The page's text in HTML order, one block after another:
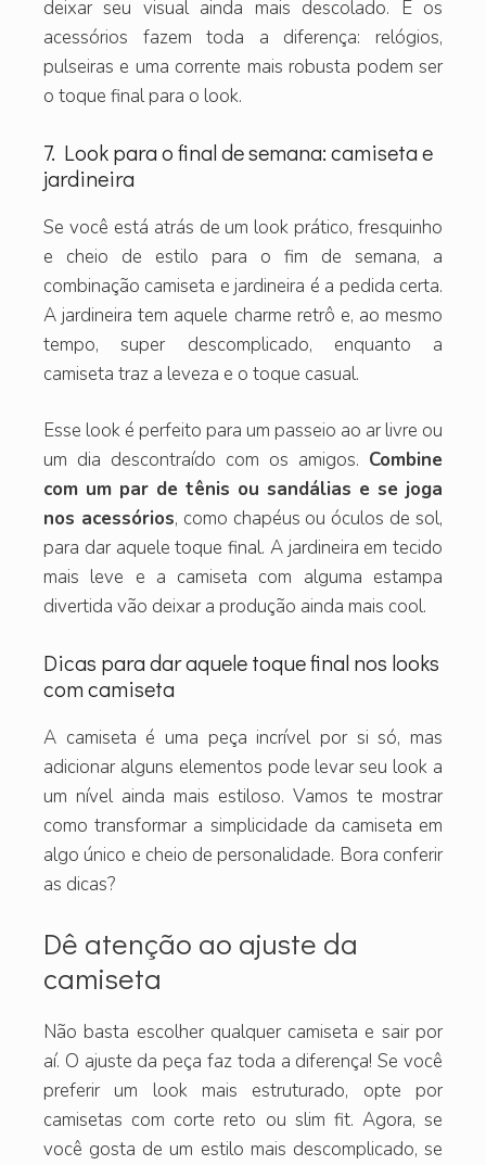
deixar seu visual ainda mais descolado. E os
acessórios fazem toda a diferença: relógios,
pulseiras e uma corrente mais robusta podem ser
o toque final para o look.
7. Look para o final de semana: camiseta e
jardineira
Se você está atrás de um look prático, fresquinho
e cheio de estilo para o fim de semana, a
combinação camiseta e jardineira é a pedida certa.
A jardineira tem aquele charme retrô e, ao mesmo
tempo, super descomplicado, enquanto a
camiseta traz a leveza e o toque casual.
Esse look é perfeito para um passeio ao ar livre ou
um dia descontraído com os amigos. Combine
com um par de tênis ou sandálias e se joga
nos acessórios, como chapéus ou óculos de sol,
para dar aquele toque final. A jardineira em tecido
mais leve e a camiseta com alguma estampa
divertida vão deixar a produção ainda mais cool.
Dicas para dar aquele toque final nos looks
com camiseta
A camiseta é uma peça incrível por si só, mas
adicionar alguns elementos pode levar seu look a
um nível ainda mais estiloso. Vamos te mostrar
como transformar a simplicidade da camiseta em
algo único e cheio de personalidade. Bora conferir
as dicas?
Dê atenção ao ajuste da
camiseta
Não basta escolher qualquer camiseta e sair por
aí. O ajuste da peça faz toda a diferença! Se você
preferir um look mais estruturado, opte por
camisetas com corte reto ou slim fit. Agora, se
você gosta de um estilo mais descomplicado, se